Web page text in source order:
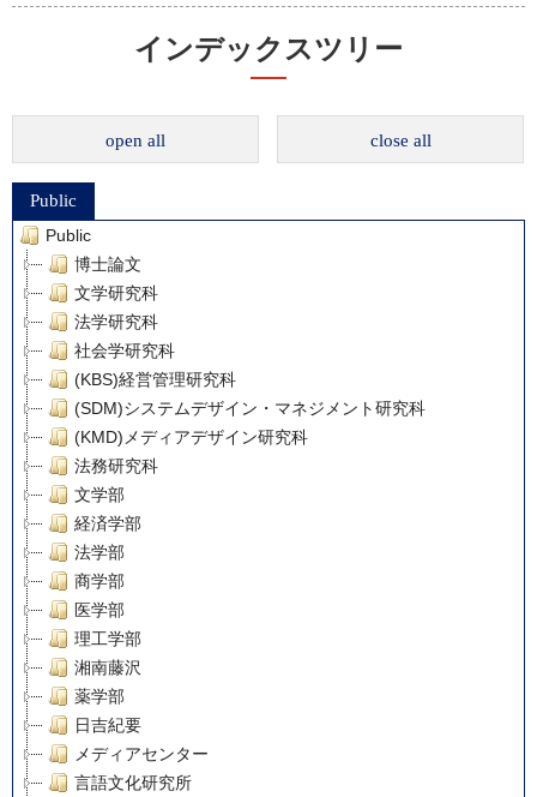
インデックスツリー
open all close all
Public
Public
博士論文
文学研究科
法学研究科
社会学研究科
(KBS)経営管理研究科
(SDM)システムデザイン・マネジメント研究科
(KMD)メディアデザイン研究科
法務研究科
文学部
経済学部
法学部
商学部
医学部
理工学部
湘南藤沢
薬学部
日吉紀要
メディアセンター
言語文化研究所